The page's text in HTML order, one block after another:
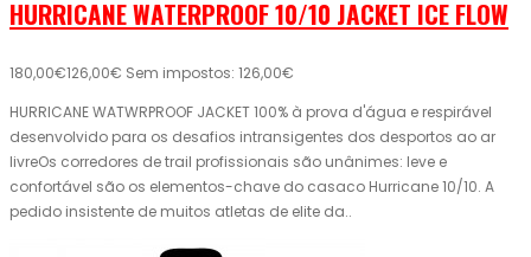
HURRICANE WATERPROOF 10/10 JACKET ICE FLOW
180,00€126,00€ Sem impostos: 126,00€
HURRICANE WATWRPROOF JACKET 100% à prova d'água e respirável
desenvolvido para os desafios intransigentes dos desportos ao ar
livreOs corredores de trail profissionais são unânimes: leve e
confortável são os elementos-chave do casaco Hurricane 10/10. A
pedido insistente de muitos atletas de elite da..